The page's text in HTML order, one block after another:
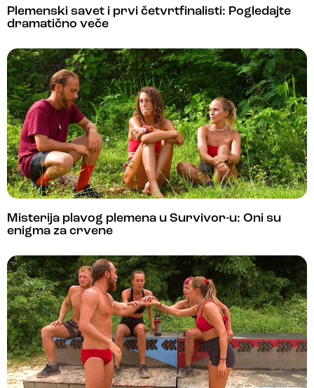
Plemenski savet i prvi četvrtfinalisti: Pogledajte
dramatično veče
Misterija plavog plemena u Survivor-u: Oni su
enigma za crvene